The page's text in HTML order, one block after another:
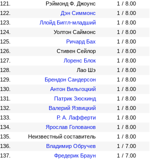
121.
Рэймонд Ф. Джоунс 1 / 8.00
122.
Дэн Симмонс 1 / 8.00
123.
Ллойд Биггл-младший 1 / 8.00
124.
Уолтон Саймонс 1 / 8.00
125.
Ричард Бах 1 / 8.00
126.
Стивен Сейлор 1 / 8.00
127.
Лоренс Блок 1 / 8.00
128.
Лао Шэ 1 / 8.00
129.
Брендон Сандерсон 1 / 8.00
130.
Антон Вильгоцкий 1 / 8.00
131.
Патрик Зюскинд 1 / 8.00
132.
Валерий Язвицкий 1 / 8.00
133.
Р. А. Лафферти 1 / 8.00
134.
Ярослав Голованов 1 / 8.00
135.
Неизвестный составитель 1 / 8.00
136.
Владимир Обручев 1 / 7.00
137.
Фредерик Браун 1 / 7.00